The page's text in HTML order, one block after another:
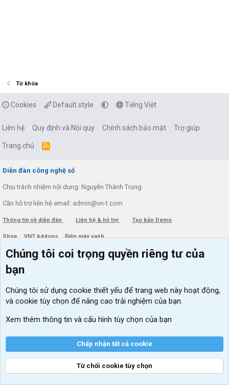
Từ khóa
Cookies Default style Tiếng Việt
Liên hệ Quy định và Nội quy Chính sách bảo mật Trợ giúp
Trang chủ
R
Diễn đàn công nghệ số
Chịu trách nhiệm nội dung: Nguyễn Thành Trung
Cần hỗ trợ liên hệ email: admin@vn-t.com
Thông tin về diễn đàn Liên hệ & hỗ trợ Tạo bản Demo
Shop VNT Addons Điện máy xanh
Menu thành viên
Đăng nhập
Diễn đàn
Kích hoạt Windows/ Office miễn phí
VIP add-ons Xenforo
Khuyến mãi và tài trợ
Chúng tôi coi trọng quyền riêng tư của
bạn
Chúng tôi sử dụng cookie thiết yếu để trang web này hoạt động,
và cookie tùy chọn để nâng cao trải nghiệm của bạn.
Xem thêm thông tin và cấu hình tùy chọn của bạn
Chấp nhận tất cả cookie
Từ chối cookie tùy chọn